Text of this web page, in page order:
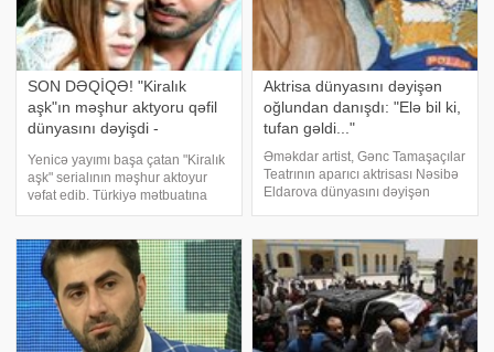
SON DƏQİQƏ! "Kiralık
aşk"ın məşhur aktyoru qəfil
dünyasını dəyişdi -
Yenicə yayımı başa çatan "Kiralık
aşk" serialının məşhur aktoyur
vəfat edib. Türkiyə mətbuatına
istinadən xəbər verir ki, 71 yaşlı
saatlarında dünyasını dəyişib.
Qeyd edək ki, aktyor bi
Aktrisa dünyasını dəyişən
oğlundan danışdı: "Elə bil ki,
tufan gəldi..."
Əməkdar artist, Gənc Tamaşaçılar
Teatrının aparıcı aktrisası Nəsibə
Eldarova dünyasını dəyişən
inanmadığını deyib:. "Həyat
yoldaşım Hüseynağa Atakişiyevi